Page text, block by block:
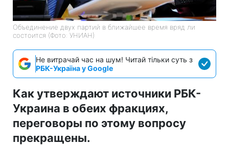
Объединение двух партий в ближайшее время вряд ли
состоится (Фото: УНИАН)
Не витрачай час на шум! Читай тільки суть з
РБК-Україна у Google
Как утверждают источники РБК-
Украина в обеих фракциях,
переговоры по этому вопросу
прекращены.